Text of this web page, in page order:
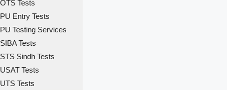
OTS Tests
PU Entry Tests
PU Testing Services
SIBA Tests
STS Sindh Tests
USAT Tests
UTS Tests